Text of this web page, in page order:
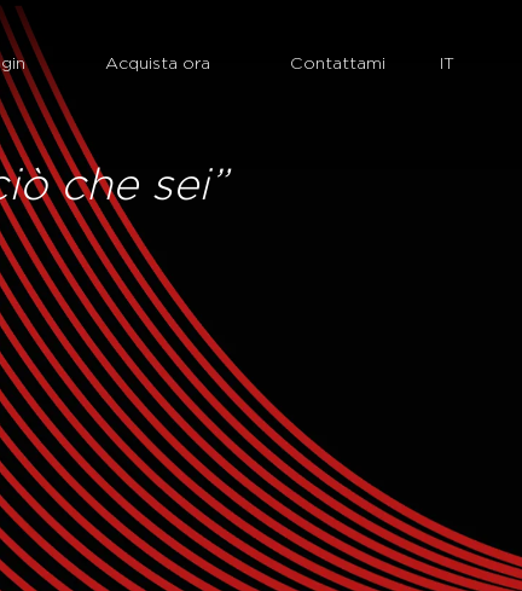
Acquista ora Contattami
che sei”